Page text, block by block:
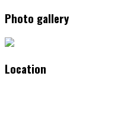
Photo gallery
Location